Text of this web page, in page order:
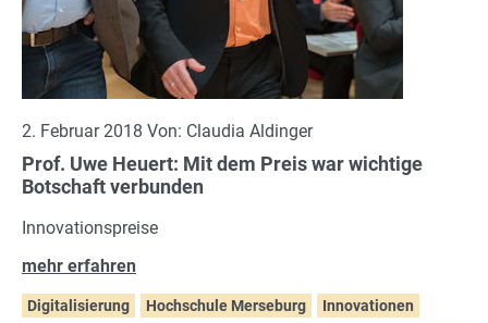
2. Februar 2018 Von: Claudia Aldinger
Prof. Uwe Heuert: Mit dem Preis war wichtige
Botschaft verbunden
Innovationspreise
mehr erfahren
Digitalisierung Hochschule Merseburg Innovationen